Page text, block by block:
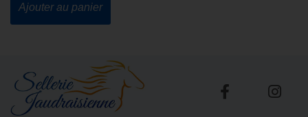
Ajouter au panier